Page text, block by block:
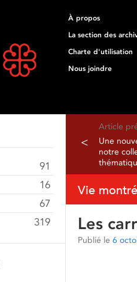
À propos
La section des
Charte d'utilisation
Nous joindre
Article
<
Une
notre
Vie
Les
Publié le 6
91
16
67
319